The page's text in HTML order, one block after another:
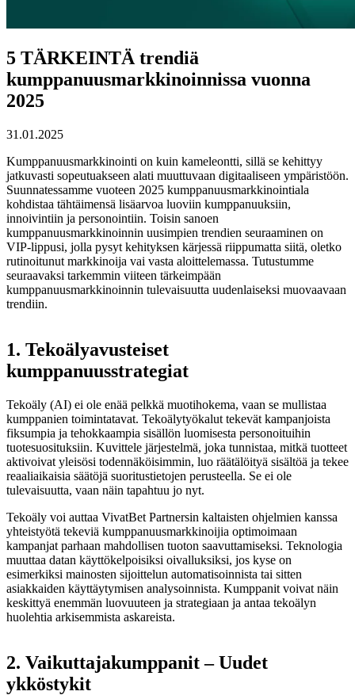
5 TÄRKEINTÄ trendiä
kumppanuusmarkkinoinnissa vuonna
2025
31.01.2025
Kumppanuusmarkkinointi on kuin kameleontti, sillä se kehittyy
jatkuvasti sopeutuakseen alati muuttuvaan digitaaliseen ympäristöön.
Suunnatessamme vuoteen 2025 kumppanuusmarkkinointiala
kohdistaa tähtäimensä lisäarvoa luoviin kumppanuuksiin,
innoivintiin ja personointiin. Toisin sanoen
kumppanuusmarkkinoinnin uusimpien trendien seuraaminen on
VIP-lippusi, jolla pysyt kehityksen kärjessä riippumatta siitä, oletko
rutinoitunut markkinoija vai vasta aloittelemassa. Tutustumme
seuraavaksi tarkemmin viiteen tärkeimpään
kumppanuusmarkkinoinnin tulevaisuutta uudenlaiseksi muovaavaan
trendiin.
1. Tekoälyavusteiset
kumppanuusstrategiat
Tekoäly (AI) ei ole enää pelkkä muotihokema, vaan se mullistaa
kumppanien toimintatavat. Tekoälytyökalut tekevät kampanjoista
fiksumpia ja tehokkaampia sisällön luomisesta personoituihin
tuotesuosituksiin. Kuvittele järjestelmä, joka tunnistaa, mitkä tuotteet
aktivoivat yleisösi todennäköisimmin, luo räätälöityä sisältöä ja tekee
reaaliaikaisia säätöjä suoritustietojen perusteella. Se ei ole
tulevaisuutta, vaan näin tapahtuu jo nyt.
Tekoäly voi auttaa VivatBet Partnersin kaltaisten ohjelmien kanssa
yhteistyötä tekeviä kumppanuusmarkkinoijia optimoimaan
kampanjat parhaan mahdollisen tuoton saavuttamiseksi. Teknologia
muuttaa datan käyttökelpoisiksi oivalluksiksi, jos kyse on
esimerkiksi mainosten sijoittelun automatisoinnista tai sitten
asiakkaiden käyttäytymisen analysoinnista. Kumppanit voivat näin
keskittyä enemmän luovuuteen ja strategiaan ja antaa tekoälyn
huolehtia arkisemmista askareista.
2. Vaikuttajakumppanit – Uudet
ykköstykit